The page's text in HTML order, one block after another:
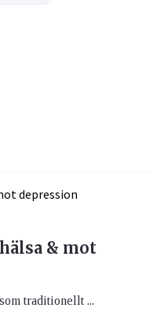
& mot
traditionellt ...